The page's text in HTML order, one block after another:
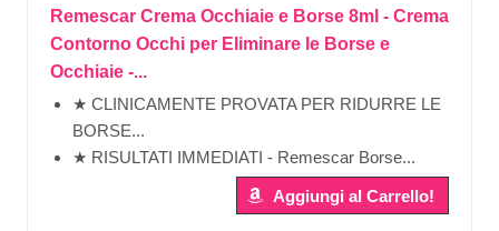
Remescar Crema Occhiaie e Borse 8ml - Crema
Contorno Occhi per Eliminare le Borse e
Occhiaie -...
★ CLINICAMENTE PROVATA PER RIDURRE LE
BORSE...
★ RISULTATI IMMEDIATI - Remescar Borse...
Aggiungi al Carrello!